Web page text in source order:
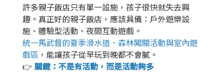
許多親子飯店只有單一設施，孩子很快就失去興
趣。真正好的親子飯店，應該具備：戶外遊樂設
施、體驗型活動、夜間互動遊戲。
統一馬武督的夏季滑水道、森林闖關活動與室內遊
戲區 ，能讓孩子從早玩到晚都不會膩。
👉 關鍵：不是有活動，而是活動夠多